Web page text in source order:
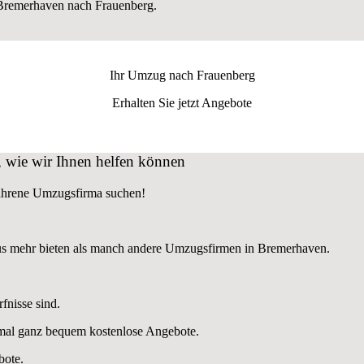
nach Frauenberg.
Ihr Umzug nach Frauenberg
Erhalten Sie jetzt Angebote
wie wir Ihnen helfen können
Umzugsfirma suchen!
bieten als manch andere Umzugsfirmen in Bremerhaven.
sind.
ganz bequem kostenlose Angebote.